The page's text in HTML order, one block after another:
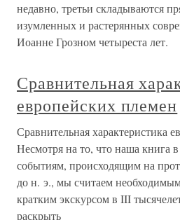
недавно, третьи складываются
изумленных и растерянных
Иоанне Грозном четыреста лет.
Сравнительная
европейских племен
Сравнительная характеристика
Несмотря на то, что наша книга
событиям, происходящим на
до н. э., мы считаем необходимым
кратким экскурсом в III
раскрыть